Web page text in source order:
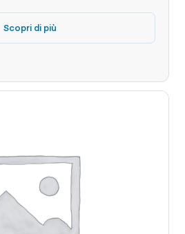
Scopri di più